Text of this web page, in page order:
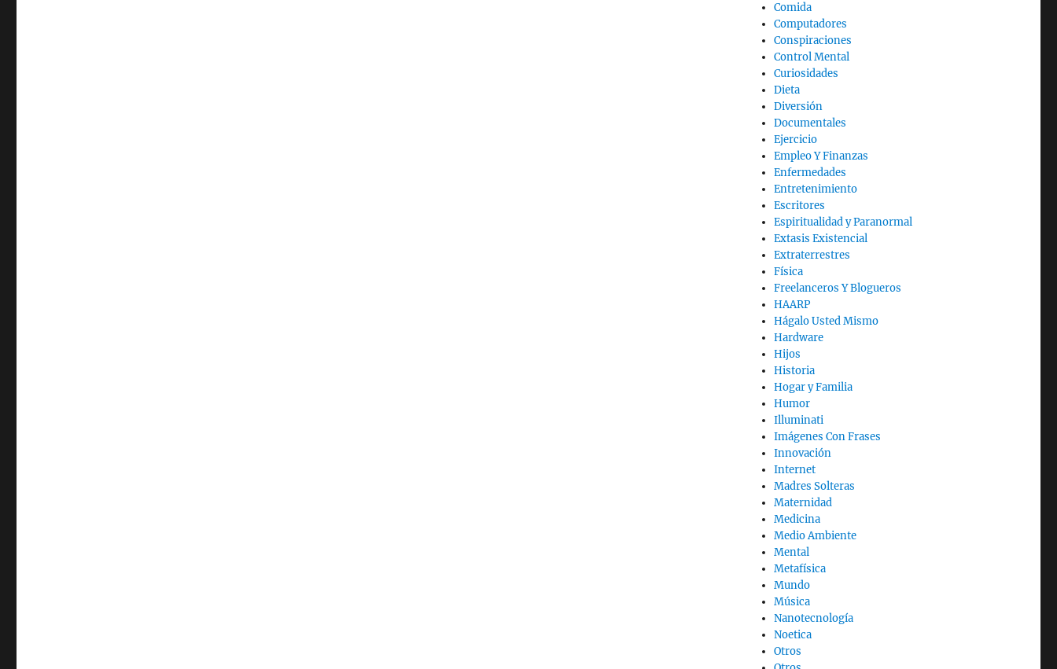
Comida
Computadores
Conspiraciones
Control Mental
Curiosidades
Dieta
Diversión
Documentales
Ejercicio
Empleo Y Finanzas
Enfermedades
Entretenimiento
Escritores
Espiritualidad y Paranormal
Extasis Existencial
Extraterrestres
Física
Freelanceros Y Blogueros
HAARP
Hágalo Usted Mismo
Hardware
Hijos
Historia
Hogar y Familia
Humor
Illuminati
Imágenes Con Frases
Innovación
Internet
Madres Solteras
Maternidad
Medicina
Medio Ambiente
Mental
Metafísica
Mundo
Música
Nanotecnología
Noetica
Otros